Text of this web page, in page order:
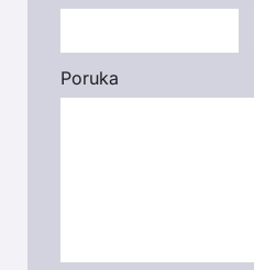
Poruka